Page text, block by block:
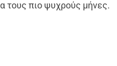
τους πιο ψυχρούς μήνες.